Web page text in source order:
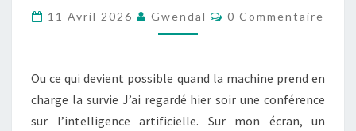
L’ÂME
CRÉATIVE
VERS
UNE
HUMANITÉ
11 Avril 2026 Gwendal Commentaires
0 Commentaire
Ou ce qui devient possible quand la machine prend en
charge la survie J’ai regardé hier soir une conférence
sur l’intelligence artificielle. Sur mon écran, un